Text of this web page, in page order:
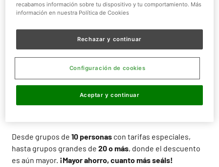
Visita Faunia en grupo y consigue el mejor
precio. ¡Desde solo 16,90€ por persona!
¡Cuantos más seáis, mejor
precio tendréis!
En Faunia queremos que disfrutar en grupo sea más fácil
y más económico. Por eso disfruta de
para grupos.Además,cuantomayor sea tu grupo,más
Desde grupos de 10 personas con tarifas especiales,
hasta grupos grandes de 20 o más, donde el descuento
es aún mayor. ¡Mayor ahorro, cuanto más seáis!
recabamos información sobre tu dispositivo y tu comportamiento. Más
información en nuestra Política de Cookies
Rechazar y continuar
Aceptar y continuar
Configuración de cookies